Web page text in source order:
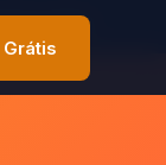
8991